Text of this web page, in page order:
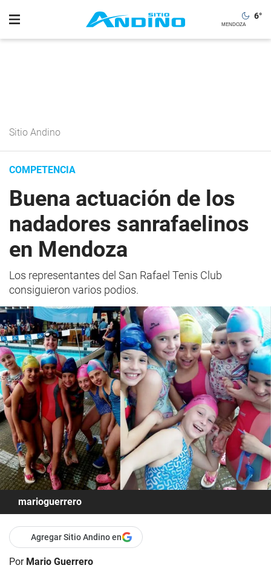
6°
Sitio Andino
COMPETENCIA
Buena actuación de los
nadadores sanrafaelinos
en Mendoza
Los representantes del San Rafael Tenis Club
consiguieron varios podios.
marioguerrero
Agregar Sitio Andino en
Por Mario Guerrero